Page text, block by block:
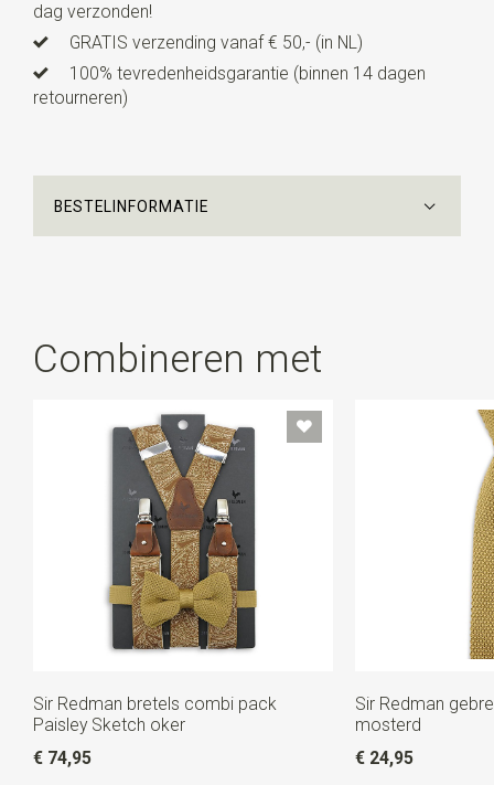
dag verzonden!
GRATIS verzending vanaf € 50,- (in NL)
100% tevredenheidsgarantie (binnen 14 dagen
retourneren)
BESTELINFORMATIE
Combineren met
Sir Redman bretels combi pack
Paisley Sketch oker
€ 74,95
Sir Redman
mosterd
€ 24,95